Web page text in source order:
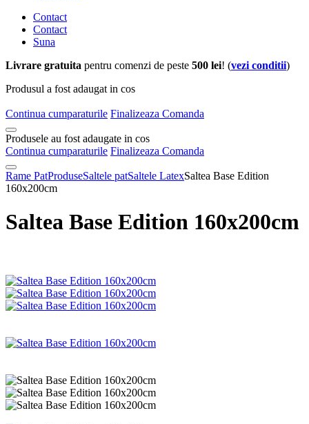
Contact
Contact
Suna
Livrare gratuita pentru comenzi de peste 500 lei! (vezi conditii)
Produsul a fost adaugat in cos
Continua cumparaturile Finalizeaza Comanda
Produsele au fost adaugate in cos
Continua cumparaturile Finalizeaza Comanda
Rame PatProduseSaltele patSaltele LatexSaltea Base Edition
160x200cm
Saltea Base Edition 160x200cm